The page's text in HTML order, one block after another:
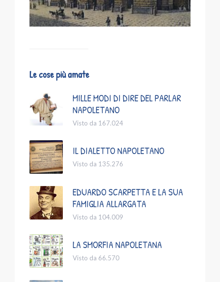
Le cose più amate
MILLE MODI DI DIRE DEL PARLAR
NAPOLETANO
Visto da 167.024
IL DIALETTO NAPOLETANO
Visto da 135.276
EDUARDO SCARPETTA E LA SUA
FAMIGLIA ALLARGATA
Visto da 104.009
LA SMORFIA NAPOLETANA
Visto da 66.570